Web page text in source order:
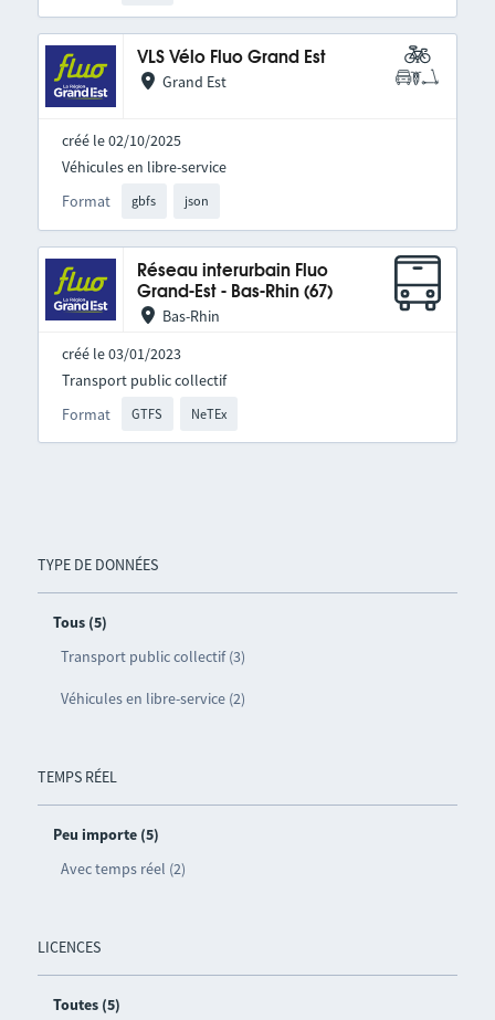
TYPE DE DONNÉES
Tous (5)
Transport public collectif (3)
Véhicules en libre-service (2)
TEMPS RÉEL
Peu importe (5)
Avec temps réel (2)
LICENCES
Toutes (5)
VLS Vélo Fluo Grand Est
Grand Est
créé le 02/10/2025
Format gbfs json
Véhicules en libre-service
Réseau interurbain Fluo
Grand-Est - Bas-Rhin (67)
Bas-Rhin
créé le 03/01/2023
Format GTFS NeTEx
Transport public collectif